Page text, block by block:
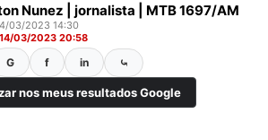
Nunez | jornalista | MTB 1697/AM
03/2023 14:30
03/2023 20:58
G f in ⤿
nos meus resultados Google